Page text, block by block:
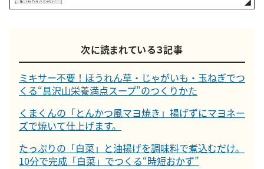
次に読まれている３記事
ミキサー不要！ほうれん草・じゃがいも・玉ねぎでつ
くる“具沢山栄養満点スープ”のつくりかた
くまくんの「とんかつ風マヨ焼き」揚げずにマヨネー
ズで焼いて仕上げます。
たっぷりの「白菜」と油揚げを調味料で煮込むだけ。
10分で完成「白菜」でつくる“時短おかず”